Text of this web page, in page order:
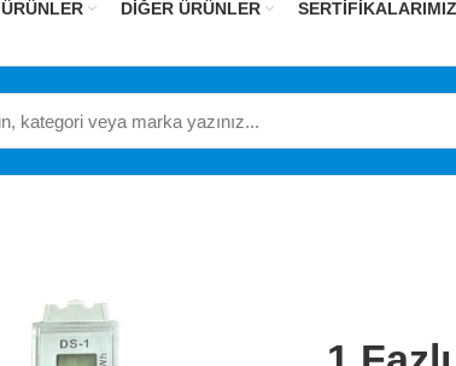
ÜRÜNLER DİĞER ÜRÜNLER